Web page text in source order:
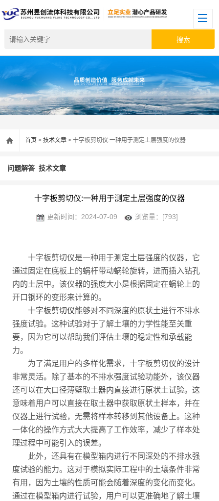
首页 > 技术文章 > 十字板剪切仪:一种用于测定土层强度的仪器
问题解答 技术文章
十字板剪切仪:一种用于测定土层强度的仪器
更新时间：2024-07-09 浏览量：[793]
十字板剪切仪是一种用于测定土层强度的仪器，它
通过固定在底板上的蜗杆带动蜗轮旋转，进而插入钻孔
内的土层中。该仪器的强度大小是根据固定在蜗轮上的
开口钢环的变形来计算的。
十字板剪切仪能够对不同深度的原状土进行不排水
强度试验。这种试验对于了解土壤的力学性能至关重
要，因为它可以帮助我们评估土壤的稳定性和承载能
力。
为了满足用户的多样化需求，十字板剪切仪的设计
非常灵活。除了基本的不排水强度试验功能外，该仪器
还可以在大口径薄壁取土器内直接进行原状土试验。这
意味着用户可以直接在取土器中获取原状土样本，并在
仪器上进行试验，无需将样本转移到其他设备上。这种
一体化的操作方式大大提高了工作效率，减少了样本处
理过程中可能引入的误差。
此外，还具有在模型箱内进行不同深处的不排水强
度试验的能力。这对于模拟实际工程中的土壤条件非常
有用，因为土壤的性质可能会随着深度的变化而变化。
通过在模型箱内进行试验，用户可以更准确地了解土壤